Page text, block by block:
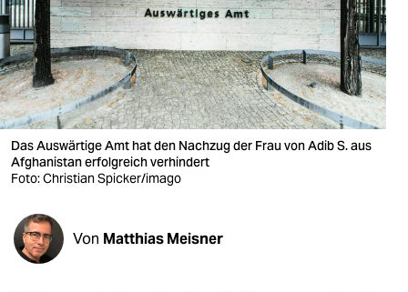
nord
wahrheit
verlag
verlag
veranstaltungen
fragen & hilfe
Das Auswärtige Amt hat den Nachzug der Frau von Adib S. aus
Afghanistan erfolgreich verhindert
Foto: Christian Spicker/imago
Von Matthias Meisner